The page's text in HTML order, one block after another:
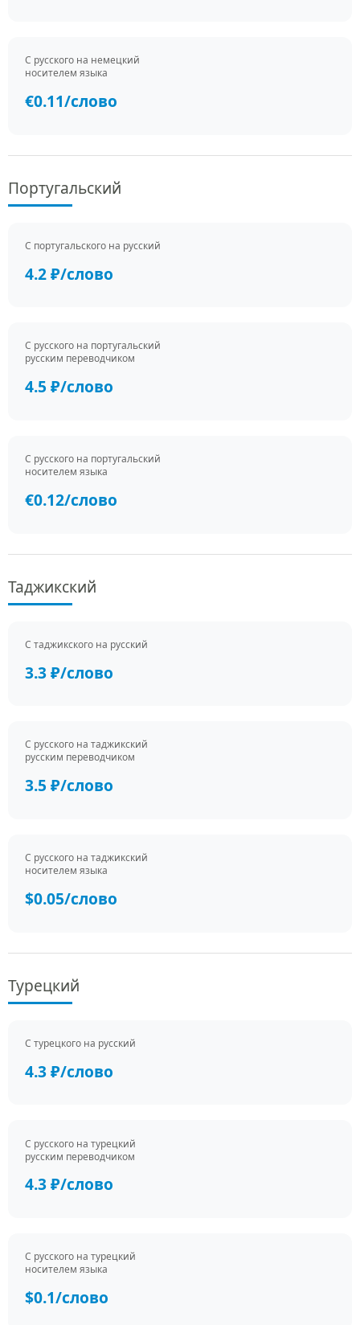
С русского на немецкий
носителем языка
€0.11/слово
Португальский
С португальского на русский
4.2 ₽/слово
С русского на португальский
русским переводчиком
4.5 ₽/слово
С русского на португальский
носителем языка
€0.12/слово
Таджикский
С таджикского на русский
3.3 ₽/слово
С русского на таджикский
русским переводчиком
3.5 ₽/слово
С русского на таджикский
носителем языка
$0.05/слово
Турецкий
С турецкого на русский
4.3 ₽/слово
С русского на турецкий
русским переводчиком
4.3 ₽/слово
С русского на турецкий
носителем языка
$0.1/слово